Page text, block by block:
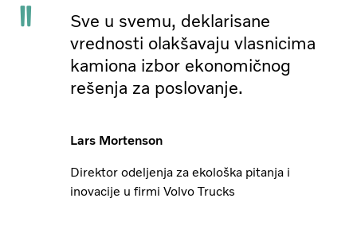
Sve u svemu, deklarisane
vrednosti olakšavaju vlasnicima
kamiona izbor ekonomičnog
rešenja za poslovanje.
Lars Mortenson
Direktor odeljenja za ekološka pitanja i
inovacije u firmi Volvo Trucks